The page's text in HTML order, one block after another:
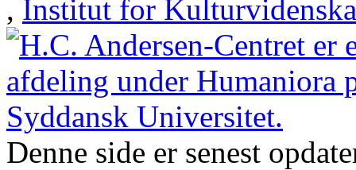
, Institut for
Denne side er senest